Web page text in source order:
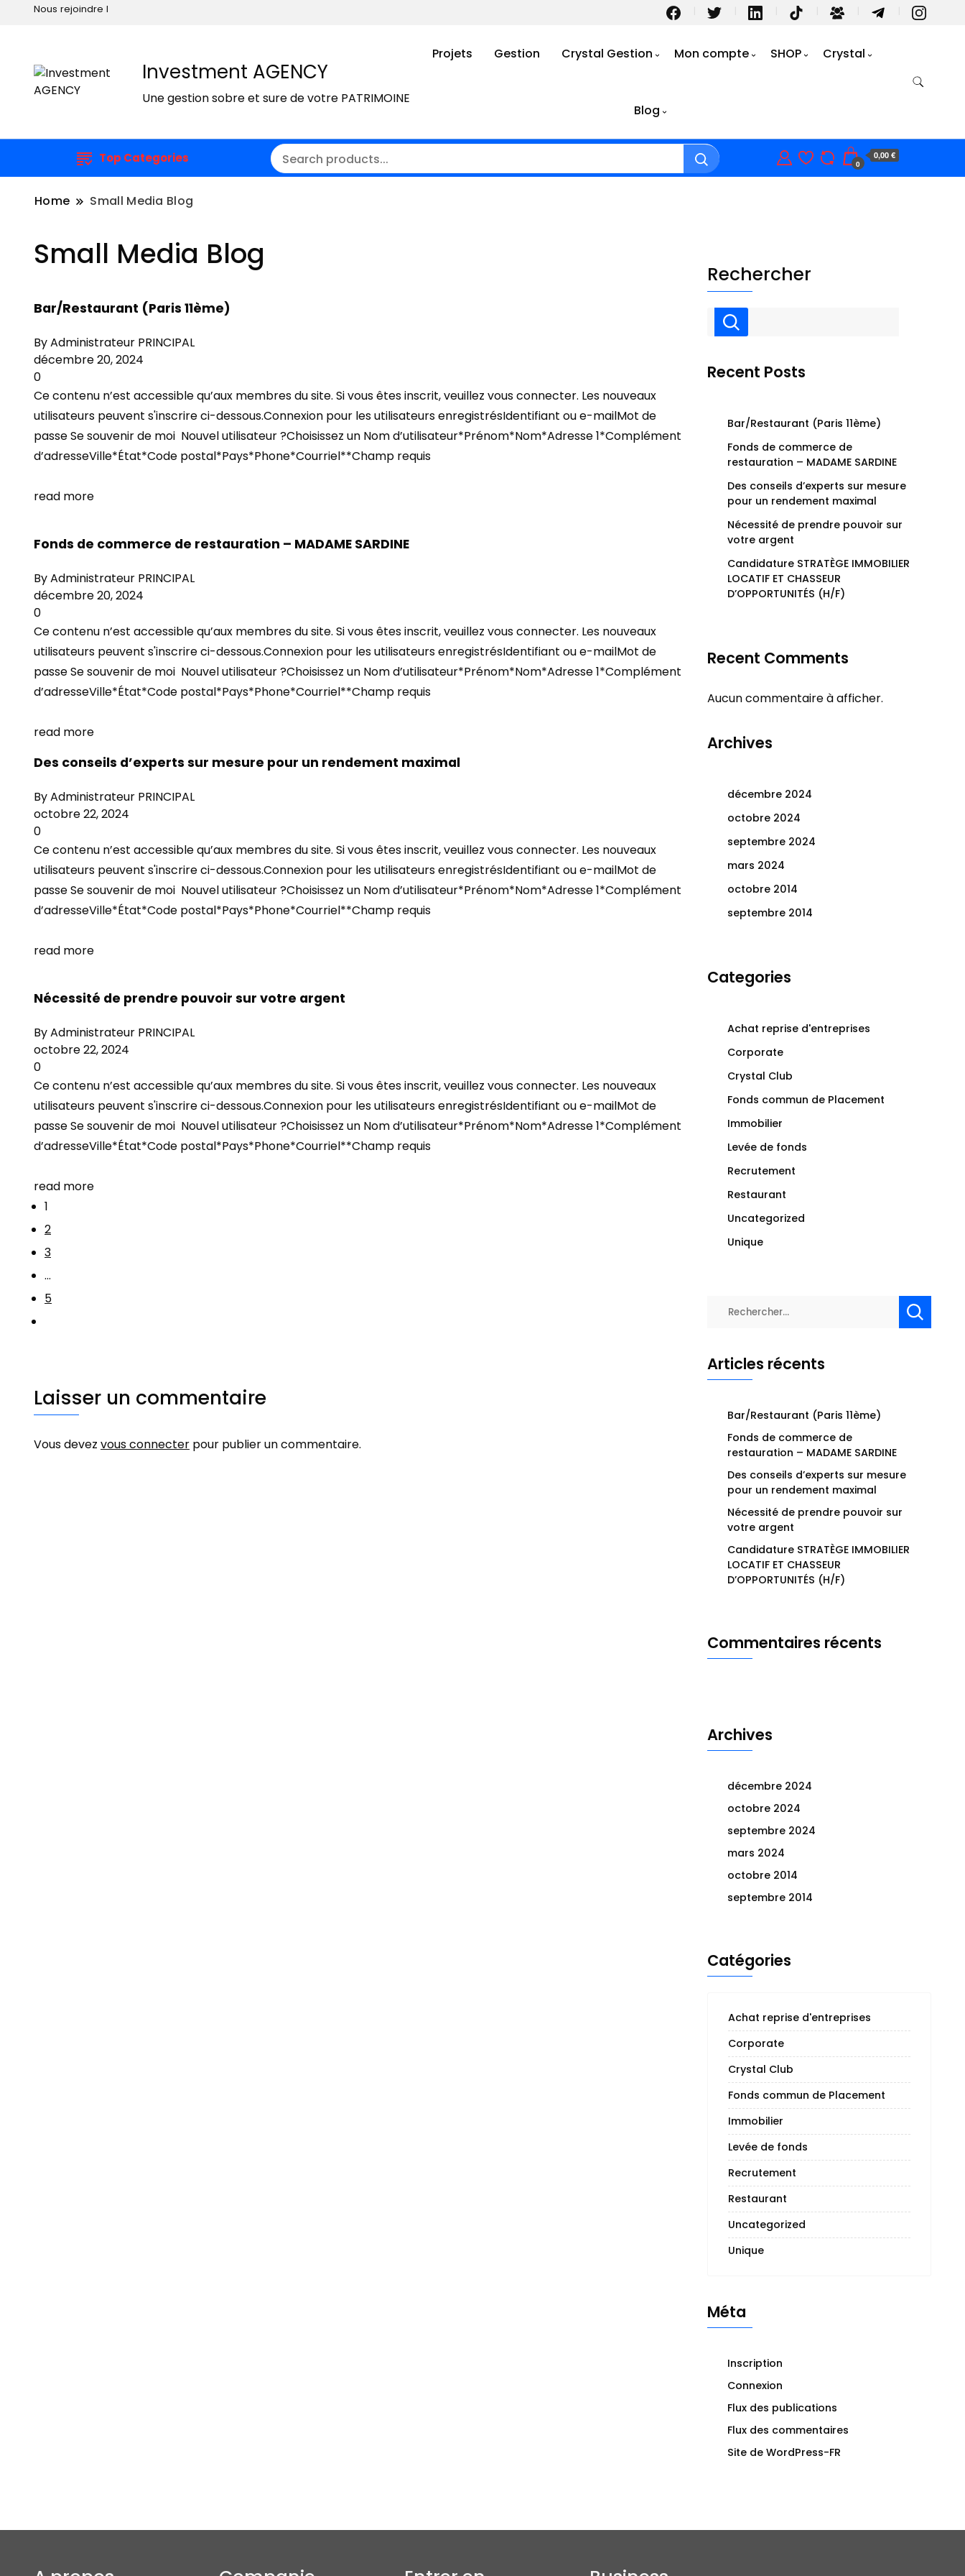
Nous rejoindre I
Investment AGENCY
Une gestion sobre et sure de votre PATRIMOINE
Projets Gestion Crystal Gestion Mon compte SHOP Crystal
Blog
Top Categories 0
0,00 €
Home Small Media Blog
Small Media Blog
Bar/Restaurant (Paris 11ème)
ByAdministrateur PRINCIPAL
décembre 20, 2024
0
Ce contenu n’est accessible qu’aux membres du site. Si vous êtes inscrit, veuillez vous connecter. Les nouveaux
utilisateurs peuvent s'inscrire ci-dessous.Connexion pour les utilisateurs enregistrésIdentifiant ou e-mailMot de
passe Se souvenir de moi Nouvel utilisateur ?Choisissez un Nom d’utilisateur*Prénom*Nom*Adresse 1*Complément
d’adresseVille*État*Code postal*Pays*Phone*Courriel**Champ requis
read more
Fonds de commerce de restauration – MADAME SARDINE
ByAdministrateur PRINCIPAL
décembre 20, 2024
0
Ce contenu n’est accessible qu’aux membres du site. Si vous êtes inscrit, veuillez vous connecter. Les nouveaux
utilisateurs peuvent s'inscrire ci-dessous.Connexion pour les utilisateurs enregistrésIdentifiant ou e-mailMot de
passe Se souvenir de moi Nouvel utilisateur ?Choisissez un Nom d’utilisateur*Prénom*Nom*Adresse 1*Complément
d’adresseVille*État*Code postal*Pays*Phone*Courriel**Champ requis
read more
Des conseils d’experts sur mesure pour un rendement maximal
ByAdministrateur PRINCIPAL
octobre 22, 2024
0
Ce contenu n’est accessible qu’aux membres du site. Si vous êtes inscrit, veuillez vous connecter. Les nouveaux
utilisateurs peuvent s'inscrire ci-dessous.Connexion pour les utilisateurs enregistrésIdentifiant ou e-mailMot de
passe Se souvenir de moi Nouvel utilisateur ?Choisissez un Nom d’utilisateur*Prénom*Nom*Adresse 1*Complément
d’adresseVille*État*Code postal*Pays*Phone*Courriel**Champ requis
read more
Nécessité de prendre pouvoir sur votre argent
ByAdministrateur PRINCIPAL
octobre 22, 2024
0
Ce contenu n’est accessible qu’aux membres du site. Si vous êtes inscrit, veuillez vous connecter. Les nouveaux
utilisateurs peuvent s'inscrire ci-dessous.Connexion pour les utilisateurs enregistrésIdentifiant ou e-mailMot de
passe Se souvenir de moi Nouvel utilisateur ?Choisissez un Nom d’utilisateur*Prénom*Nom*Adresse 1*Complément
d’adresseVille*État*Code postal*Pays*Phone*Courriel**Champ requis
read more
1
2
3
…
5
Laisser un commentaire
Vous devez vous connecter pour publier un commentaire.
Rechercher
Recent Posts
Bar/Restaurant (Paris 11ème)
Fonds de commerce de
restauration – MADAME SARDINE
Des conseils d’experts sur mesure
pour un rendement maximal
Nécessité de prendre pouvoir sur
votre argent
Candidature STRATÈGE IMMOBILIER
LOCATIF ET CHASSEUR
D’OPPORTUNITÉS (H/F)
Recent Comments
Aucun commentaire à afficher.
Archives
décembre 2024
octobre 2024
septembre 2024
mars 2024
octobre 2014
septembre 2014
Categories
Achat reprise d'entreprises
Corporate
Crystal Club
Fonds commun de Placement
Immobilier
Levée de fonds
Recrutement
Restaurant
Uncategorized
Unique
Rechercher :
Articles récents
Bar/Restaurant (Paris 11ème)
Fonds de commerce de
restauration – MADAME SARDINE
Des conseils d’experts sur mesure
pour un rendement maximal
Nécessité de prendre pouvoir sur
votre argent
Candidature STRATÈGE IMMOBILIER
LOCATIF ET CHASSEUR
D’OPPORTUNITÉS (H/F)
Commentaires récents
Archives
décembre 2024
octobre 2024
septembre 2024
mars 2024
octobre 2014
septembre 2014
Catégories
Achat reprise d'entreprises
Corporate
Crystal Club
Fonds commun de Placement
Immobilier
Levée de fonds
Recrutement
Restaurant
Uncategorized
Unique
Méta
Inscription
Connexion
Flux des publications
Flux des commentaires
Site de WordPress-FR